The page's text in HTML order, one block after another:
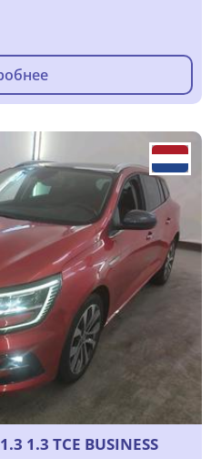
1.3 TCE BUSINESS